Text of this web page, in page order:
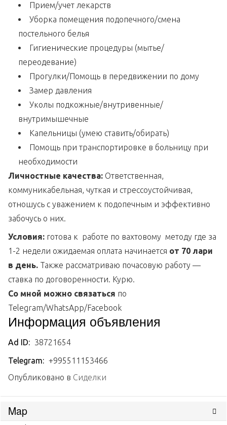
Прием/учет лекарств
Уборка помещения подопечного/смена
постельного белья
Гигиенические процедуры (мытье/
переодевание)
Прогулки/Помощь в передвижении по дому
Замер давления
Уколы подкожные/внутривенные/
внутримышечные
Капельницы (умею ставить/обирать)
Помощь при транспортировке в больницу при
необходимости
Личностные качества: Ответственная,
коммуникабельная, чуткая и стрессоустойчивая,
отношусь с уважением к подопечным и эффективно
забочусь о них.
Условия: готова к работе по вахтовому методу где за
1-2 недели ожидаемая оплата начинается от 70 лари
в день. Также рассматриваю почасовую работу —
ставка по договоренности. Курю.
Со мной можно связаться по
Telegram/WhatsApp/Facebook
Информация объявления
Ad ID: 38721654
Telegram: +995511153466
Опубликовано в Сиделки
Map